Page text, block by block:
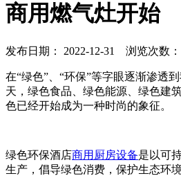
商用燃气灶开始
发布日期： 2022-12-31 浏览次数
在“绿色”、“环保”等字眼逐渐渗透
天，绿色食品、绿色能源、绿色建
色已经开始成为一种时尚的象征。
绿色环保酒店商用厨房设备是以可
生产，倡导绿色消费，保护生态环